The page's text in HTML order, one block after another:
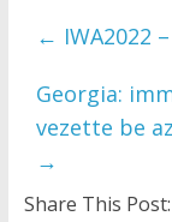
← IWA2022
Georgia:
vezette be
→
Share This Post: